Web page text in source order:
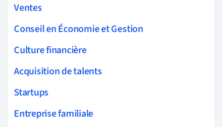
Ventes
Conseil en Économie et Gestion
Culture financière
Acquisition de talents
Startups
Entreprise familiale